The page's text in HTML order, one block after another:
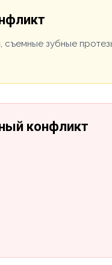
съемные зубные
конфликт